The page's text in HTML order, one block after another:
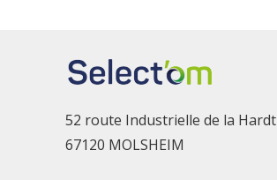
52 route Industrielle de la Hardt
67120 MOLSHEIM